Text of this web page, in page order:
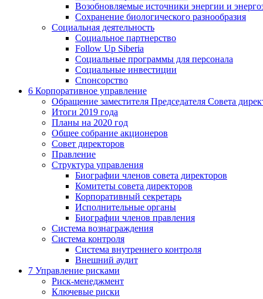
Возобновляемые источники энергии и
Сохранение биологического разнообразия
Социальная деятельность
Социальное партнерство
Follow Up Siberia
Социальные программы для персонала
Социальные инвестиции
Спонсорство
6 Корпоративное управление
Обращение заместителя Председателя Совета
Итоги 2019 года
Планы на 2020 год
Общее собрание акционеров
Совет директоров
Правление
Структура управления
Биографии членов совета директоров
Комитеты совета директоров
Корпоративный секретарь
Исполнительные органы
Биографии членов правления
Система вознаграждения
Система контроля
Система внутреннего контроля
Внешний аудит
7 Управление рисками
Риск-менеджмент
Ключевые риски